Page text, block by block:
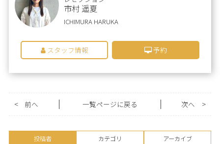
市村 遥夏
ICHIMURA HARUKA
スタッフ情報 予約
< 前へ 一覧ページに戻る >
次へ
投稿者 カテゴリ アーカイブ